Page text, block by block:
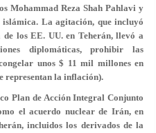
Mohammad Reza Shah Pahlavi y
La agitación, que incluyó
los EE. UU. en Teherán, llevó a
diplomáticas, prohibir las
unos $ 11 mil millones en
representan la inflación).
Plan de Acción Integral Conjunto
el acuerdo nuclear de Irán, en
incluidos los derivados de la